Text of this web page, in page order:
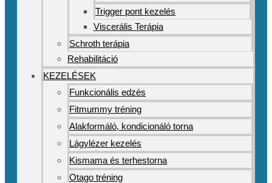
Trigger pont kezelés
Viscerális Terápia
Schroth terápia
Rehabilitáció
KEZELÉSEK
Funkcionális edzés
Fitmummy tréning
Alakformáló, kondicionáló torna
Lágylézer kezelés
Kismama és terhestorna
Otago tréning